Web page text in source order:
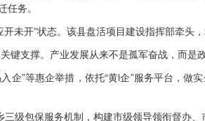
务。
开”状态。该县盘活项目建设指挥部牵头
支撑。产业发展从来不是孤军奋战，而是政
”等惠企举措，依托“黄i企”服务平台，做
包保服务机制，构建市级领导领衔督办、